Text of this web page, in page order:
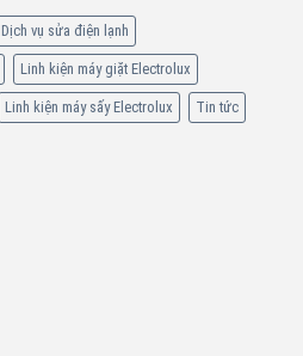
Dịch vụ sửa điện lạnh
Linh kiện máy giặt Electrolux
Linh kiện máy sấy Electrolux Tin tức